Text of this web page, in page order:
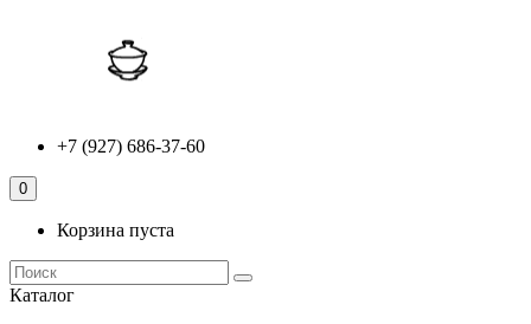
+7 (927) 686-37-60
0
Корзина пуста
Каталог